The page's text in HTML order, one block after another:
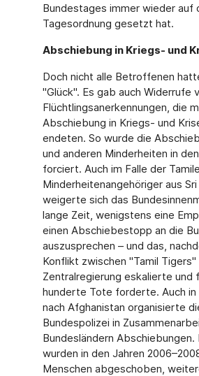
Bundestages immer wieder auf
Tagesordnung gesetzt hat.
Abschiebung in Kriegs- und
Doch nicht alle Betroffenen
"Glück". Es gab auch Widerrufe
Flüchtlingsanerkennungen, die
Abschiebung in Kriegs- und
endeten. So wurde die
und anderen Minderheiten in
forciert. Auch im Falle der
Minderheitenangehöriger aus Sri
weigerte sich das
lange Zeit, wenigstens eine
einen Abschiebestopp an die
auszusprechen – und das,
Konflikt zwischen "Tamil Tigers"
Zentralregierung eskalierte und
hunderte Tote forderte. Auch in
nach Afghanistan organisierte
Bundespolizei in
Bundesländern Abschiebungen.
wurden in den Jahren
Menschen abgeschoben,